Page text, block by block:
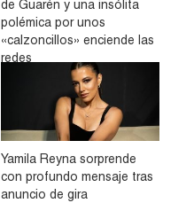
de Guarén y una insólita
polémica por unos
«calzoncillos» enciende las
redes
Yamila Reyna sorprende
con profundo mensaje tras
anuncio de gira